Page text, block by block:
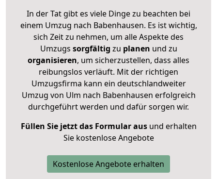
In der Tat gibt es viele Dinge zu beachten bei
einem Umzug nach Babenhausen. Es ist wichtig,
sich Zeit zu nehmen, um alle Aspekte des
Umzugs sorgfältig zu planen und zu
organisieren, um sicherzustellen, dass alles
reibungslos verläuft. Mit der richtigen
Umzugsfirma kann ein deutschlandweiter
Umzug von Ulm nach Babenhausen erfolgreich
durchgeführt werden und dafür sorgen wir.
Füllen Sie jetzt das Formular ausund erhalten
Sie kostenlose Angebote
Kostenlose Angebote erhalten